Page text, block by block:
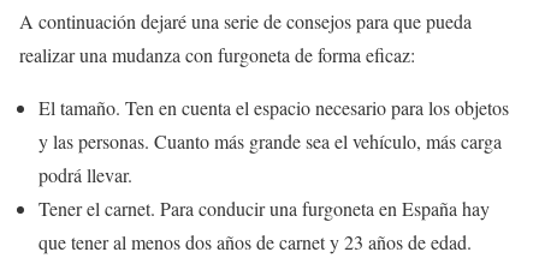
A continuación dejaré una serie de consejos para que pueda
realizar una mudanza con furgoneta de forma eficaz:
El tamaño. Ten en cuenta el espacio necesario para los objetos
y las personas. Cuanto más grande sea el vehículo, más carga
podrá llevar.
Tener el carnet. Para conducir una furgoneta en España hay
que tener al menos dos años de carnet y 23 años de edad.